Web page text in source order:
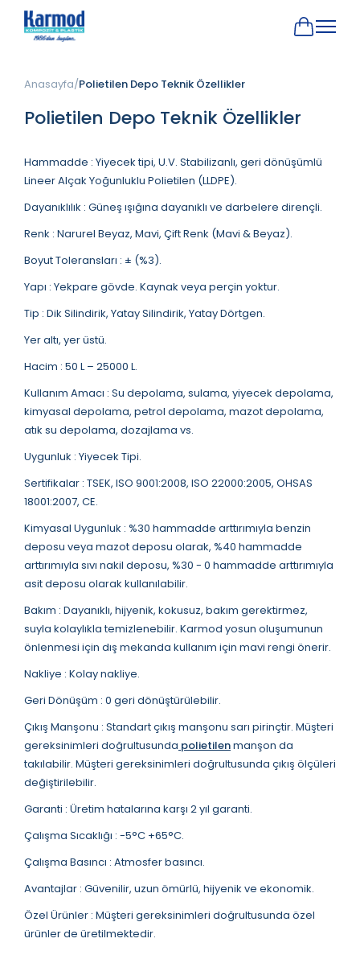
Anasayfa Polietilen Depo Teknik Özellikler
Polietilen Depo Teknik Özellikler
Hammadde : Yiyecek tipi, U.V. Stabilizanlı, geri dönüşümlü
Lineer Alçak Yoğunluklu Polietilen (LLDPE).
Dayanıklılık : Güneş ışığına dayanıklı ve darbelere dirençli.
Renk : Narurel Beyaz, Mavi, Çift Renk (Mavi & Beyaz).
Boyut Toleransları : ± (%3).
Yapı : Yekpare gövde. Kaynak veya perçin yoktur.
Tip : Dik Silindirik, Yatay Silindirik, Yatay Dörtgen.
Yer altı, yer üstü.
Hacim : 50 L – 25000 L.
Kullanım Amacı : Su depolama, sulama, yiyecek depolama,
kimyasal depolama, petrol depolama, mazot depolama,
atık su depolama, dozajlama vs.
Uygunluk : Yiyecek Tipi.
Sertifikalar : TSEK, ISO 9001:2008, ISO 22000:2005, OHSAS
18001:2007, CE.
Kimyasal Uygunluk : %30 hammadde arttırımıyla benzin
deposu veya mazot deposu olarak, %40 hammadde
arttırımıyla sıvı nakil deposu, %30 - 0 hammadde arttırımıyla
asit deposu olarak kullanılabilir.
Bakım : Dayanıklı, hijyenik, kokusuz, bakım gerektirmez,
suyla kolaylıkla temizlenebilir. Karmod yosun oluşumunun
önlenmesi için dış mekanda kullanım için mavi rengi önerir.
Nakliye : Kolay nakliye.
Geri Dönüşüm : 0 geri dönüştürülebilir.
Çıkış Manşonu : Standart çıkış manşonu sarı pirinçtir. Müşteri
gereksinimleri doğrultusunda polietilenmanşon da
takılabilir. Müşteri gereksinimleri doğrultusunda çıkış ölçüleri
değiştirilebilir.
Garanti : Üretim hatalarına karşı 2 yıl garanti.
Çalışma Sıcaklığı : -5°C +65°C.
Çalışma Basıncı : Atmosfer basıncı.
Avantajlar : Güvenilir, uzun ömürlü, hijyenik ve ekonomik.
Özel Ürünler : Müşteri gereksinimleri doğrultusunda özel
ürünler de üretilmektedir.